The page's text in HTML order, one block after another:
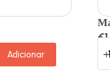
Adicionar
€